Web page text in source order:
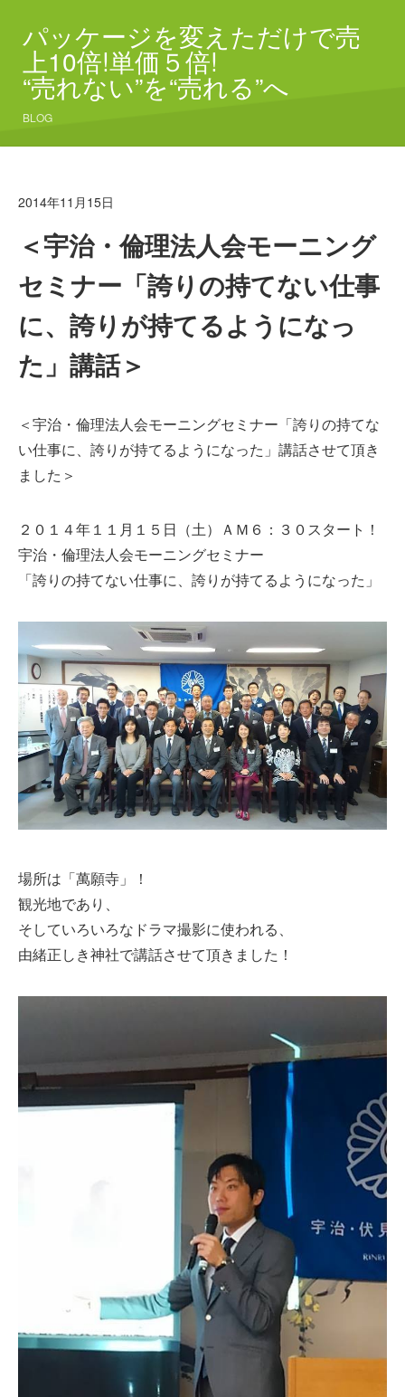
パッケージを変えただけで売
上10倍!単価５倍!
“売れない”を“売れる”へ
BLOG
2014年11月15日
＜宇治・倫理法人会モーニング
セミナー「誇りの持てない仕事
に、誇りが持てるようになっ
た」講話＞
＜宇治・倫理法人会モーニングセミナー「誇りの持てな
い仕事に、誇りが持てるようになった」講話させて頂き
ました＞
２０１４年１１月１５日（土）ＡＭ６：３０スタート！
宇治・倫理法人会モーニングセミナー
「誇りの持てない仕事に、誇りが持てるようになった」
場所は「萬願寺」！
観光地であり、
そしていろいろなドラマ撮影に使われる、
由緒正しき神社で講話させて頂きました！